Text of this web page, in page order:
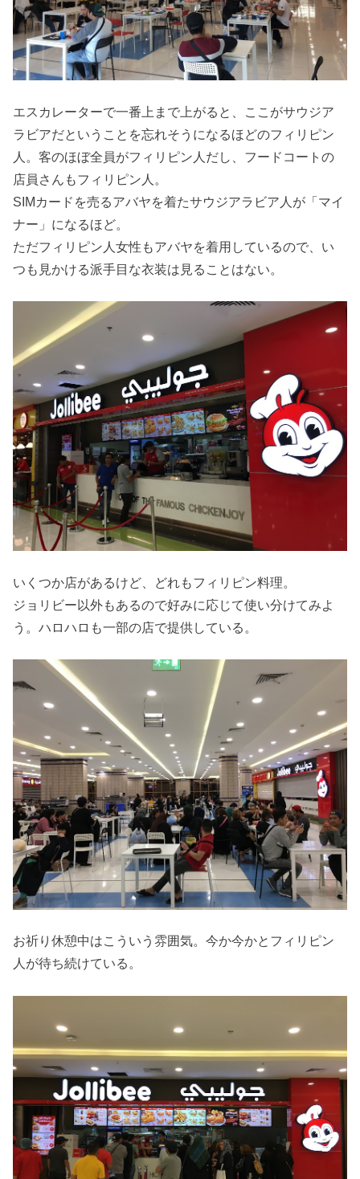
エスカレーターで一番上まで上がると、ここがサウジア
ラビアだということを忘れそうになるほどのフィリピン
人。客のほぼ全員がフィリピン人だし、フードコートの
店員さんもフィリピン人。
SIMカードを売るアバヤを着たサウジアラビア人が「マイ
ナー」になるほど。
ただフィリピン人女性もアバヤを着用しているので、い
つも見かける派手目な衣装は見ることはない。
いくつか店があるけど、どれもフィリピン料理。
ジョリビー以外もあるので好みに応じて使い分けてみよ
う。ハロハロも一部の店で提供している。
お祈り休憩中はこういう雰囲気。今か今かとフィリピン
人が待ち続けている。